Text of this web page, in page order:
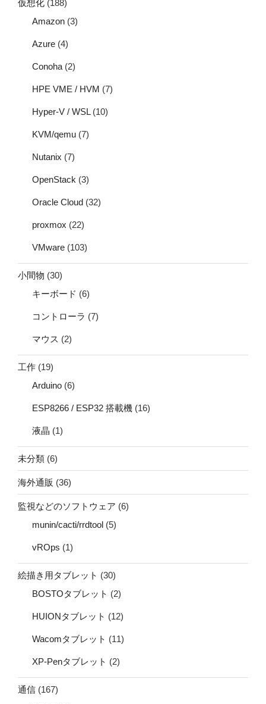
仮想化 (188)
Amazon (3)
Azure (4)
Conoha (2)
HPE VME / HVM (7)
Hyper-V / WSL(10)
KVM/qemu (7)
Nutanix (7)
OpenStack (3)
Oracle Cloud (32)
proxmox (22)
VMware (103)
小間物 (30)
キーボード (6)
コントローラ (7)
マウス (2)
工作 (19)
Arduino (6)
ESP8266 / ESP32 搭載機 (16)
液晶 (1)
未分類 (6)
海外通販 (36)
監視などのソフトウェア (6)
munin/cacti/rrdtool (5)
vROps (1)
絵描き用タブレット (30)
BOSTOタブレット (2)
HUIONタブレット (12)
Wacomタブレット (11)
XP-Penタブレット (2)
通信 (167)